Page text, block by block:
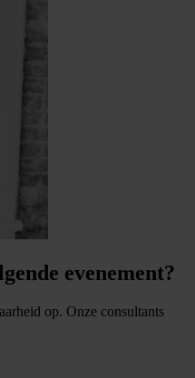
evenement?
op. Onze consultants